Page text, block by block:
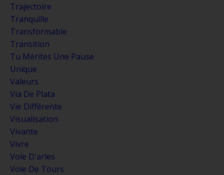
Trajectoire
Tranquille
Transformable
Transition
Tu Mérites Une Pause
Unique
Valeurs
Via De Plata
Vie Différente
Visualisation
Vivante
Vivre
Voie D'arles
Voie De Tours